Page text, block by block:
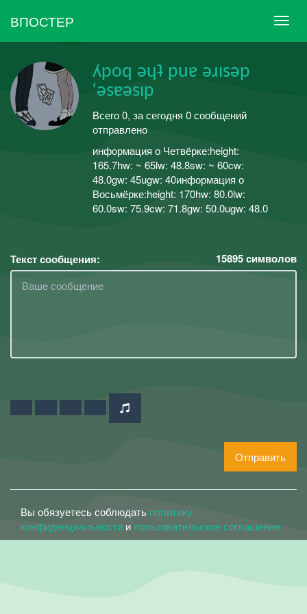
ВПОСТЕР
ʎpoq ǝɥʇ puɐ ǝɹısǝp
‘ǝsɐǝsıp
Всего 0, за сегодня 0 сообщений
отправлено
информация о Четвёрке:height:
165.7hw: ~ 65lw: 48.8sw: ~ 60cw:
48.0gw: 45ugw: 40информация о
Восьмёрке:height: 170hw: 80.0lw:
60.0sw: 75.9cw: 71.8gw: 50.0ugw: 48.0
Текст сообщения: 15895символов
Отправить
Вы обязуетесь соблюдать политику
конфиденциальности и пользовательское соглашение